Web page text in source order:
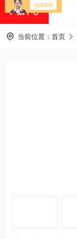
产品中心
当前位置： 首页